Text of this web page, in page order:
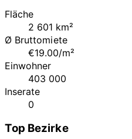
Fläche
2 601 km²
Ø Bruttomiete
€19.00/m²
Einwohner
403 000
Inserate
0
Top Bezirke